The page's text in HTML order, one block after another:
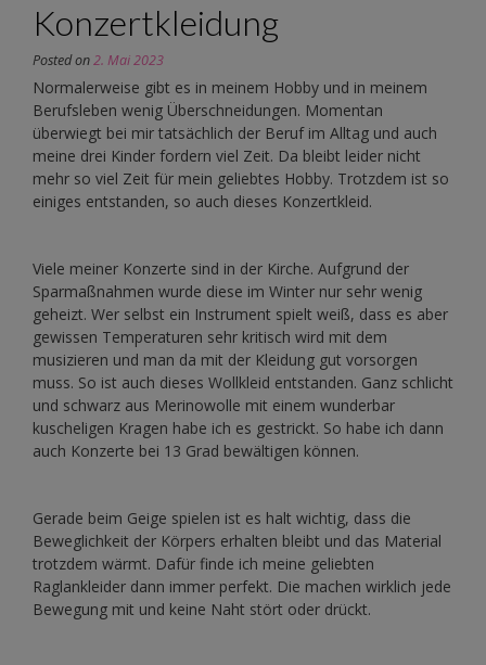
Konzertkleidung
Posted on2. Mai 2023
Normalerweise gibt es in meinem Hobby und in meinem
Berufsleben wenig Überschneidungen. Momentan
überwiegt bei mir tatsächlich der Beruf im Alltag und auch
meine drei Kinder fordern viel Zeit. Da bleibt leider nicht
mehr so viel Zeit für mein geliebtes Hobby. Trotzdem ist so
einiges entstanden, so auch dieses Konzertkleid.
Viele meiner Konzerte sind in der Kirche. Aufgrund der
Sparmaßnahmen wurde diese im Winter nur sehr wenig
geheizt. Wer selbst ein Instrument spielt weiß, dass es aber
gewissen Temperaturen sehr kritisch wird mit dem
musizieren und man da mit der Kleidung gut vorsorgen
muss. So ist auch dieses Wollkleid entstanden. Ganz schlicht
und schwarz aus Merinowolle mit einem wunderbar
kuscheligen Kragen habe ich es gestrickt. So habe ich dann
auch Konzerte bei 13 Grad bewältigen können.
Gerade beim Geige spielen ist es halt wichtig, dass die
Beweglichkeit der Körpers erhalten bleibt und das Material
trotzdem wärmt. Dafür finde ich meine geliebten
Raglankleider dann immer perfekt. Die machen wirklich jede
Bewegung mit und keine Naht stört oder drückt.